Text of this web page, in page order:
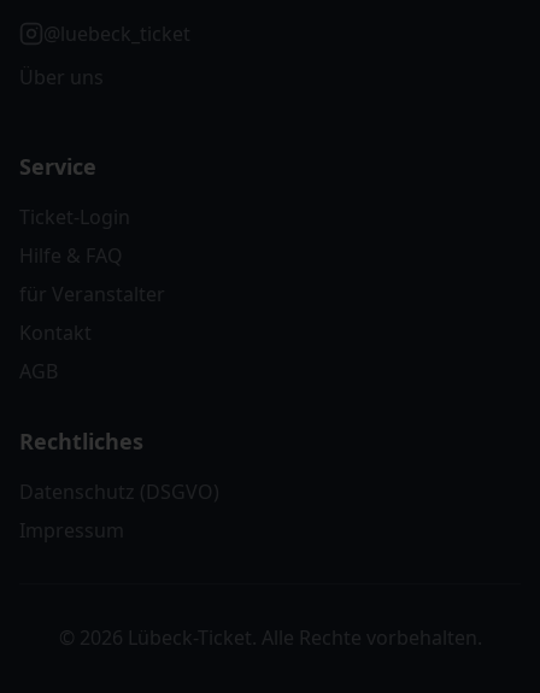
@luebeck_ticket
Über uns
Service
Ticket-Login
Hilfe & FAQ
für Veranstalter
Kontakt
AGB
Rechtliches
Datenschutz (DSGVO)
Impressum
© 2026 Lübeck-Ticket. Alle Rechte vorbehalten.